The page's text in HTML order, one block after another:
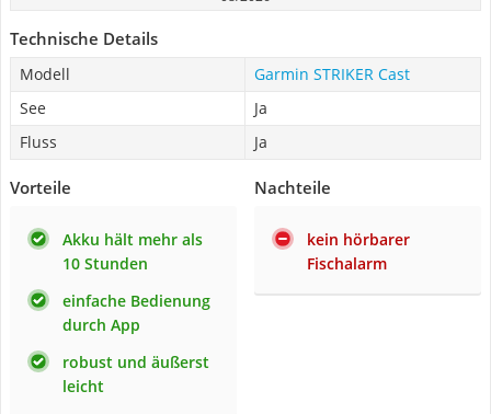
Technische Details
Modell
Garmin STRIKER Cast
See
Ja
Fluss
Ja
Vorteile
Akku hält mehr als
10 Stunden
einfache Bedienung
durch App
robust und äußerst
leicht
Nachteile
kein hörbarer
Fischalarm